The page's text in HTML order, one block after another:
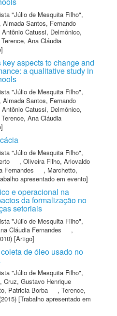
"Júlio de Mesquita Filho",
, Almada Santos, Fernando
Catussi, Delmônico,
Terence, Ana Cláudia
aspects to change and
a qualitative study in
"Júlio de Mesquita Filho",
, Almada Santos, Fernando
Catussi, Delmônico,
Terence, Ana Cláudia
"Júlio de Mesquita Filho",
, Oliveira Filho, Ariovaldo
Fernandes , Marchetto,
apresentado em evento]
e operacional na
da formalização no
setoriais
"Júlio de Mesquita Filho",
Cláudia Fernandes
,
[Artigo]
de óleo usado no
"Júlio de Mesquita Filho",
, Cruz, Gustavo Henrique
Patricia Borba , Terence,
(2015) [Trabalho apresentado em